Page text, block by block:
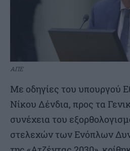
ΑΠΕ
Με οδηγίες του υπουργού
Νίκου Δένδια, προς τα
συνέχεια του
στελεχών των Ενόπλων